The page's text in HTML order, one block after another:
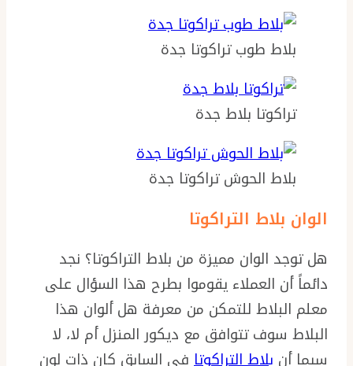
بلاط طوب تراكوتا جدة
تراكوتا بلاط جدة
بلاط الحوش تراكوتا جدة
الوان بلاط التراكوتا
هل توجد الوان مميزة من بلاط التراكوتا؟ نجد
دائماً أن العملاء يقوموا بطرح هذا السؤال على
معلم البلاط للتمكن من معرفة هل ألوان هذا
البلاط سوف تتوافق مع ديكور المنزل أم لا، لا
سيما أن بلاط التراكوتا في السابق كان ذات لون